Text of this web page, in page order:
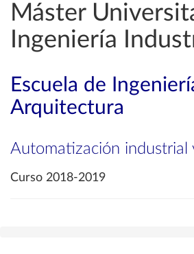
Máster
Ingeniería
Escuela de
Arquitectura
Automatización industrial
Curso 2018-2019